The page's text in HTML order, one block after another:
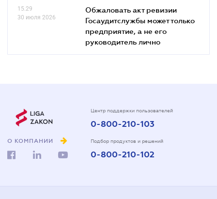
15.29
30 июля 2026
Обжаловать акт ревизии
Госаудитслужбы может только
предприятие, а не его
руководитель лично
О КОМПАНИИ
Центр поддержки пользователей
0-800-210-103
Подбор продуктов и решений
0-800-210-102